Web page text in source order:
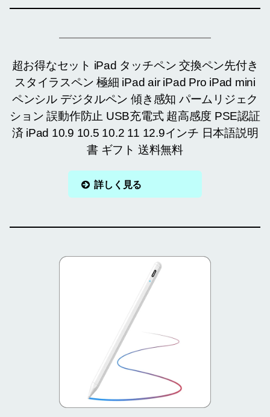
超お得なセット iPad タッチペン 交換ペン先付き
スタイラスペン 極細 iPad air iPad Pro iPad mini
ペンシル デジタルペン 傾き感知 パームリジェク
ション 誤動作防止 USB充電式 超高感度 PSE認証
済 iPad 10.9 10.5 10.2 11 12.9インチ 日本語説明
書 ギフト 送料無料
詳しく見る